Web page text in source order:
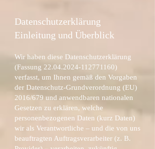
Datenschutzerklärung
Einleitung und Überblick
Wir haben diese Datenschutzerklärung
(Fassung 22.04.2024-112771160)
verfasst, um Ihnen gemäß den Vorgaben
der Datenschutz-Grundverordnung (EU)
2016/679 und anwendbaren nationalen
Gesetzen zu erklären, welche
personenbezogenen Daten (kurz Daten)
wir als Verantwortliche – und die von uns
beauftragten Auftragsverarbeiter (z. B.